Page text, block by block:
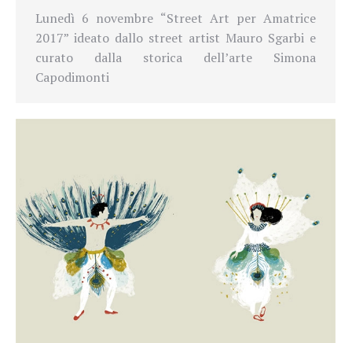
Lunedì 6 novembre “Street Art per Amatrice
2017” ideato dallo street artist Mauro Sgarbi e
curato dalla storica dell’arte Simona
Capodimonti